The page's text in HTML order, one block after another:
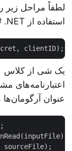
استفاده از C# .NET دنبال کنید.
یک شی از کلاس
اعتبارنامه‌های
عنوان آرگومان‌ها